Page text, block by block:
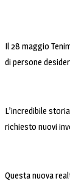
Il 28 maggio
di persone
L’incredibile
richiesto nuovi
Questa nuova